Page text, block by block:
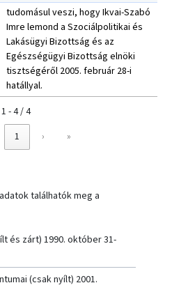
tudomásul veszi, hogy Ikvai-Szabó
Imre lemond a Szociálpolitikai és
Lakásügyi Bizottság és az
Egészségügyi Bizottság elnöki
tisztségéről 2005. február 28-i
hatállyal.
1 - 4 / 4
1 › »
találhatók meg a
és zárt) 1990. október 31-
(csak nyílt) 2001.